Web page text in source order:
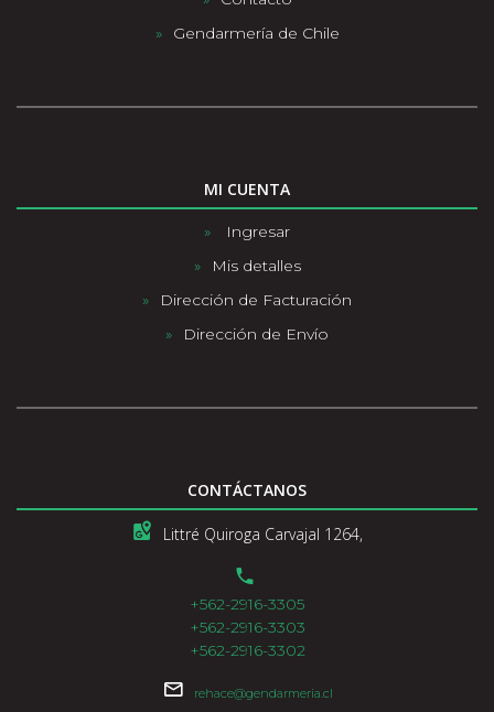
Gendarmería de Chile
MI CUENTA
Ingresar
Mis detalles
Dirección de Facturación
Dirección de Envío
CONTÁCTANOS
Littré Quiroga Carvajal 1264,
+562-2916-3305
+562-2916-3303
+562-2916-3302
rehace@gendarmeria.cl